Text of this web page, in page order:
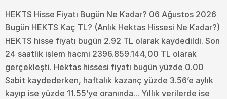
HEKTS Hisse Fiyatı Bugün Ne Kadar? 06 Ağustos 2026
Bugün HEKTS Kaç TL? (Anlık Hektas Hissesi Ne Kadar?)
HEKTS hisse fiyatı bugün 2.92 TL olarak kaydedildi. Son
24 saatlik işlem hacmi 2396.859.144,00 TL olarak
gerçekleşti. Hektas hissesi fiyatı bugün yüzde 0.00
Sabit kaydederken, haftalık kazanç yüzde 3.56’e aylık
kayıp ise yüzde 11.55’ye oranında... Yıllık verilerde ise